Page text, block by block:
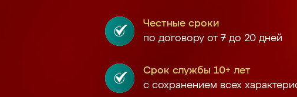
Честные сроки
по договору от 7 до 20 дней
Срок службы 10+ лет
с сохранением всех